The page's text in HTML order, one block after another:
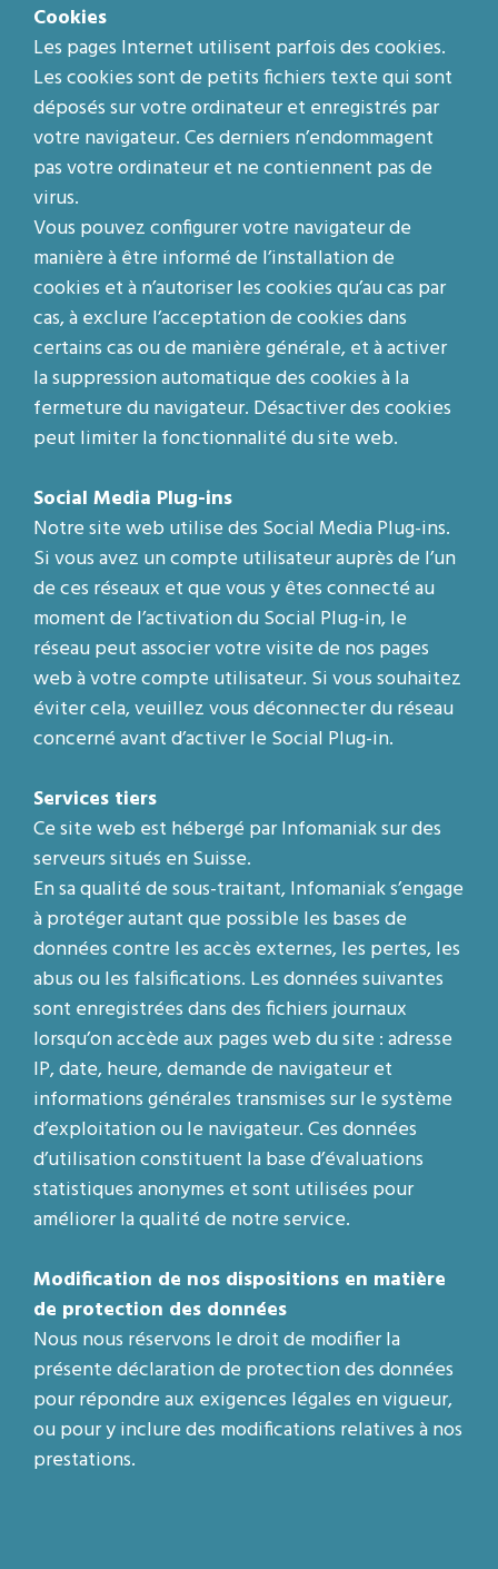
Cookies
Les pages Internet utilisent parfois des cookies.
Les cookies sont de petits fichiers texte qui sont
déposés sur votre ordinateur et enregistrés par
votre navigateur. Ces derniers n’endommagent
pas votre ordinateur et ne contiennent pas de
virus.
Vous pouvez configurer votre navigateur de
manière à être informé de l’installation de
cookies et à n’autoriser les cookies qu’au cas par
cas, à exclure l’acceptation de cookies dans
certains cas ou de manière générale, et à activer
la suppression automatique des cookies à la
fermeture du navigateur. Désactiver des cookies
peut limiter la fonctionnalité du site web.
Social Media Plug-ins
Notre site web utilise des Social Media Plug-ins.
Si vous avez un compte utilisateur auprès de l’un
de ces réseaux et que vous y êtes connecté au
moment de l’activation du Social Plug-in, le
réseau peut associer votre visite de nos pages
web à votre compte utilisateur. Si vous souhaitez
éviter cela, veuillez vous déconnecter du réseau
concerné avant d’activer le Social Plug-in.
Services tiers
Ce site web est hébergé par Infomaniak sur des
serveurs situés en Suisse.
En sa qualité de sous-traitant, Infomaniak s’engage
à protéger autant que possible les bases de
données contre les accès externes, les pertes, les
abus ou les falsifications. Les données suivantes
sont enregistrées dans des fichiers journaux
lorsqu’on accède aux pages web du site : adresse
IP, date, heure, demande de navigateur et
informations générales transmises sur le système
d’exploitation ou le navigateur. Ces données
d’utilisation constituent la base d’évaluations
statistiques anonymes et sont utilisées pour
améliorer la qualité de notre service.
Modification de nos dispositions en matière
de protection des données
Nous nous réservons le droit de modifier la
présente déclaration de protection des données
pour répondre aux exigences légales en vigueur,
ou pour y inclure des modifications relatives à nos
prestations.